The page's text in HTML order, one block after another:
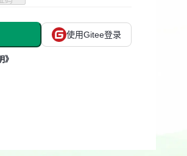
使用Gitee登录
》